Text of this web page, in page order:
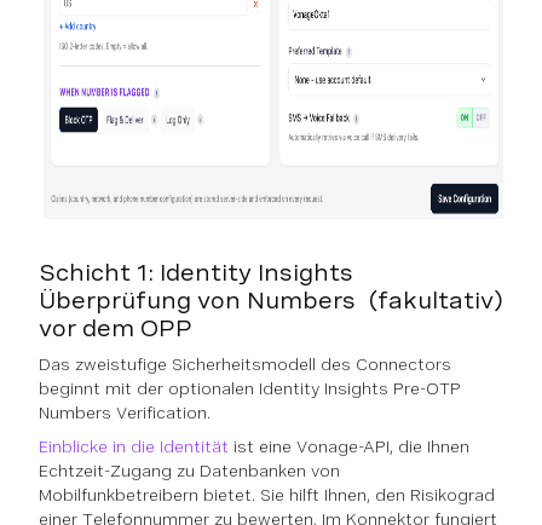
Schicht 1: Identity Insights
Überprüfung von Numbers
vor dem OPP
(fakultativ)
Das zweistufige Sicherheitsmodell des Connectors
beginnt mit der optionalen Identity Insights Pre-OTP
Numbers Verification.
Einblicke in die Identität ist eine Vonage-API, die Ihnen
Echtzeit-Zugang zu Datenbanken von
Mobilfunkbetreibern bietet. Sie hilft Ihnen, den Risikograd
einer Telefonnummer zu bewerten. Im Konnektor fungiert